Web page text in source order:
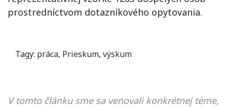
prostredníctvom dotazníkového opytovania.
Tagy: práca, Prieskum, výskum
V tomto článku sme sa venovali konkrétnej téme,